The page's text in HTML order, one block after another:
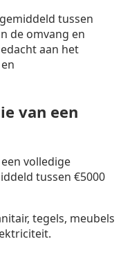
tussen
de omvang en
aan het
van een
volledige
tussen €5000
tegels, meubels